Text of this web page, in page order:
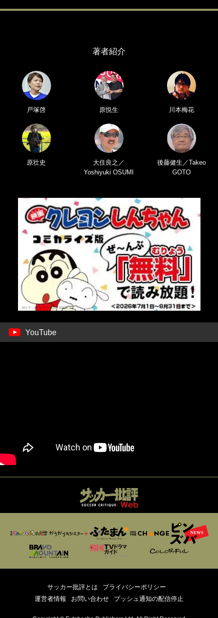
著者紹介
戸塚啓 原悦生 川本梅花
原壮史
大住良之／
Yoshiyuki OSUMI
後藤健生／Takeo
GOTO
YouTube
サッカー批評とは
プライバシーポリシー
運営者情報
お問い合わせ プッシュ通知の配信停止